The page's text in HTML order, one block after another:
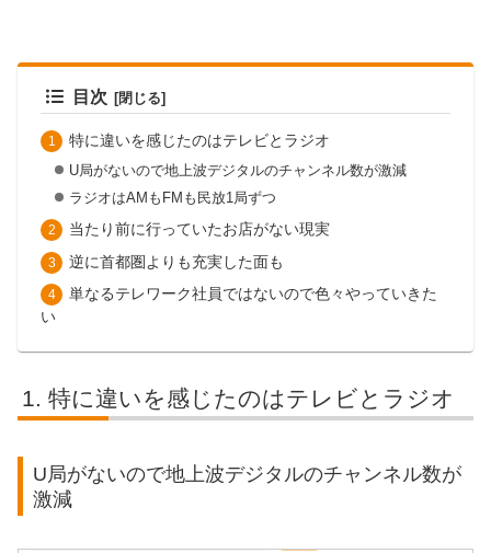
目次
特に違いを感じたのはテレビとラジオ
U局がないので地上波デジタルのチャンネル数が激減
ラジオはAMもFMも民放1局ずつ
当たり前に行っていたお店がない現実
逆に首都圏よりも充実した面も
単なるテレワーク社員ではないので色々やっていきた
い
特に違いを感じたのはテレビとラジオ
U局がないので地上波デジタルのチャンネル数が
激減